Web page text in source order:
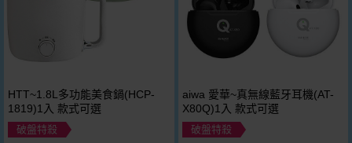
HTT~1.8L多功能美食鍋(HCP-
1819)1入 款式可選
破盤特殺
aiwa 愛華~真無線藍牙耳機(AT-
X80Q)1入 款式可選
破盤特殺